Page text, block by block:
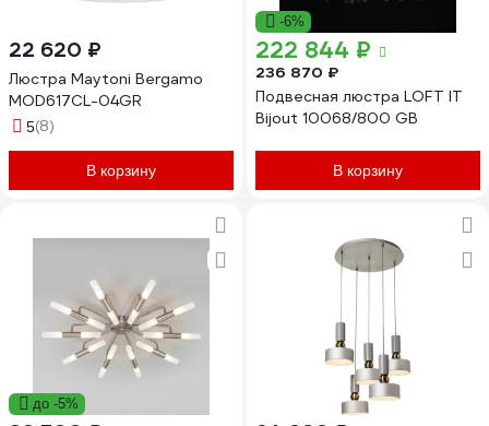
22 620 ₽
Люстра Maytoni Bergamo
MOD617CL-04GR
5(8)
В корзину
-6%
222 844 ₽
236 870 ₽
Подвесная люстра LOFT IT
Bijout 10068/800 GB
В корзину
до -5%